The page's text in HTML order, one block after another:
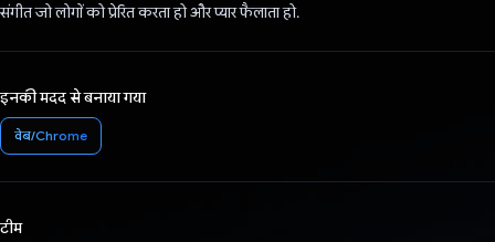
संगीत जो लोगों को प्रेरित करता हो और प्यार फैलाता हो.
इनकी मदद से बनाया गया
वेब/Chrome
टीम